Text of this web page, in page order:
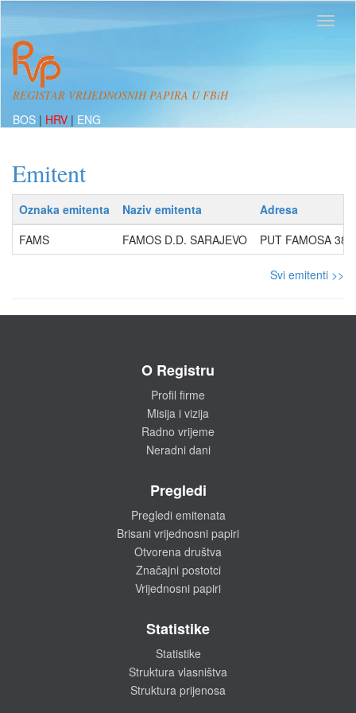
REGISTAR VRIJEDNOSNIH PAPIRA U FBiH
BOS | HRV | ENG
Emitent
Oznaka emitenta Naziv emitenta
Adresa
FAMS
FAMOS D.D. SARAJEVO PUT FAMOSA 38,
Svi emitenti >>
O Registru
Profil firme
Misija i vizija
Radno vrijeme
Neradni dani
Pregledi
Pregledi emitenata
Brisani vrijednosni papiri
Otvorena društva
Značajni postotci
Vrijednosni papiri
Statistike
Statistike
Struktura vlasništva
Struktura prijenosa